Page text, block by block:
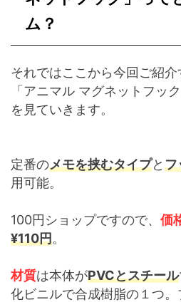
ム？
それではここから今回ご紹
「アニマル マグネットフッ
を見ていきます。
定番のメモを挟むタイプとフ
用可能。
100円ショップですので、 価
¥110円。
材質は本体がPVCとスチール
化ビニルで合成樹脂の１つ。